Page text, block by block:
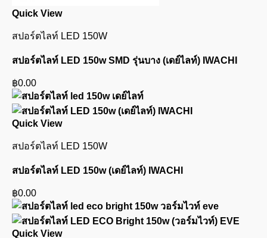
Quick View
สปอร์ตไลท์ LED 150W
สปอร์ตไลท์ LED 150w SMD รุ่นบาง (เดย์ไลท์) IWACHI
฿0.00
Quick View
สปอร์ตไลท์ LED 150W
สปอร์ตไลท์ LED 150w (เดย์ไลท์) IWACHI
฿0.00
Quick View